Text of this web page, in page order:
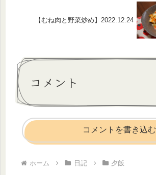
【むね肉と野菜炒め】2022.12.24
コメント
コメントを書き込む
ホーム 日記 夕飯